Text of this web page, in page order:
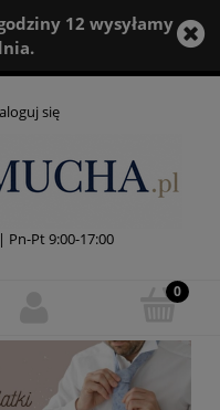
12 wysyłamy
się
| Pn-Pt 9:00-17:00